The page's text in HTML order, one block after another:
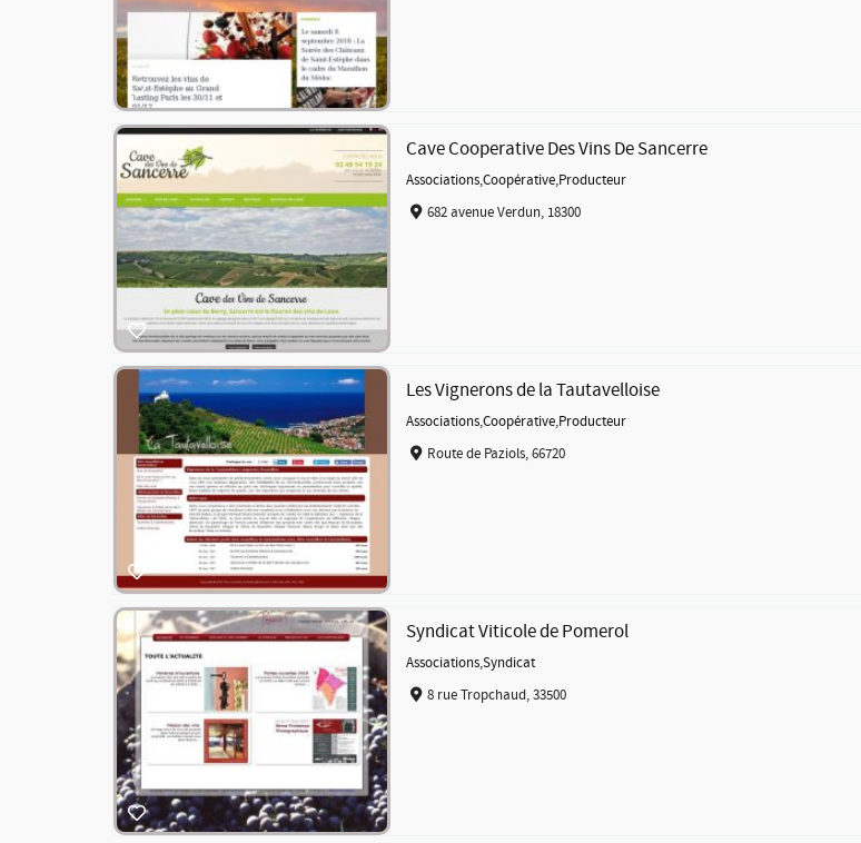
Cave Cooperative Des Vins De Sancerre
Associations,Coopérative,Producteur
682 avenue Verdun, 18300
Les Vignerons de la Tautavelloise
Associations,Coopérative,Producteur
Route de Paziols, 66720
Syndicat Viticole de Pomerol
Associations,Syndicat
8 rue Tropchaud, 33500